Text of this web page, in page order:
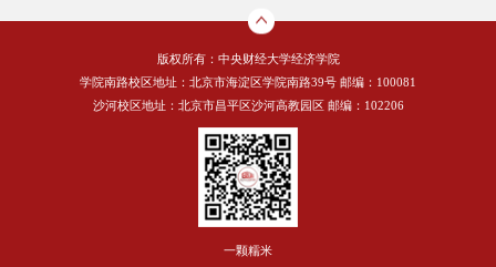
版权所有：中央财经大学经济学院
学院南路校区地址：北京市海淀区学院南路39号 邮编：100081
沙河校区地址：北京市昌平区沙河高教园区 邮编：102206
一颗糯米